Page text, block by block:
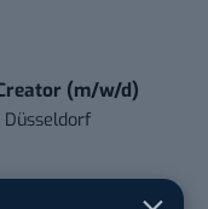
(m/w/d)
Düsseldorf